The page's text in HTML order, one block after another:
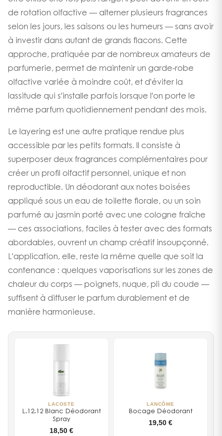
de rotation olfactive — alterner plusieurs fragrances
selon les jours, les saisons ou les humeurs — sans avoir
à investir dans autant de grands flacons. Cette
approche, pratiquée par de nombreux amateurs de
parfumerie, permet de maintenir un garde-robe
olfactive variée à moindre coût, et d'éviter la
lassitude qui s'installe parfois lorsque l'on porte le
même parfum quotidiennement pendant des mois.
Le layering est une autre pratique rendue plus
accessible par les petits formats. Il consiste à
superposer deux fragrances complémentaires pour
créer un profil olfactif personnel, unique et non
reproductible. Un déodorant aux notes boisées
appliqué sous un eau de toilette florale, ou un soin
parfumé au jasmin porté avec une cologne fraîche
— ces associations, faciles à tester avec des formats
abordables, ouvrent un champ créatif insoupçonné.
L'application, elle, reste la même quelle que soit la
contenance : quelques vaporisations sur les zones de
chaleur du corps — poignets, nuque, pli du coude —
suffisent à diffuser le parfum durablement et de
manière harmonieuse.
LACOSTE
L.12.12 Blanc Déodorant
Spray
18,50 €
LANCÔME
Bocage Déodorant
19,50 €